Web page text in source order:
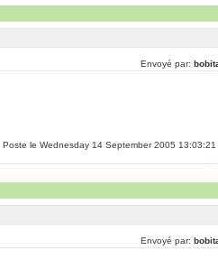
Envoyé par:
Poste le Wednesday 14 September 2005 13:03:21
Envoyé par: